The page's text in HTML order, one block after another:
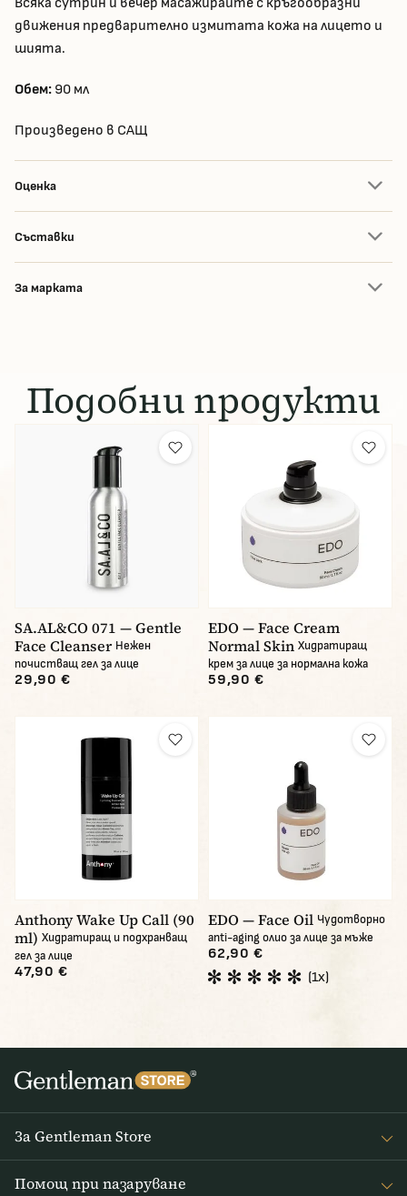
движения предварително измитата кожа на лицето и
шията.
Обем: 90 мл
Произведено в САЩ
Оценка
Съставки
За марката
Подобни продукти
SA.AL&CO 071 — Gentle
Face Cleanser Нежен
почистващ гел за лице
29,90 €
EDO — Face Cream
Normal Skin Хидратиращ
крем за лице за нормална кожа
59,90 €
Anthony Wake Up Call (90
ml) Хидратиращ и подхранващ
гел за лице
47,90 €
EDO — Face Oil Чудотворно
anti-aging олио за лице за мъже
62,90 €
(1x)
За Gentleman Store
Помощ при пазаруване